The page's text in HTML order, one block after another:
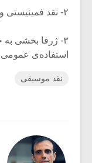
۲- نقد فمینیستی و راهبردهای سیاسی
۳- ژرفا بخشی به
استفاده‌ی عمومی
نقد موسیقی